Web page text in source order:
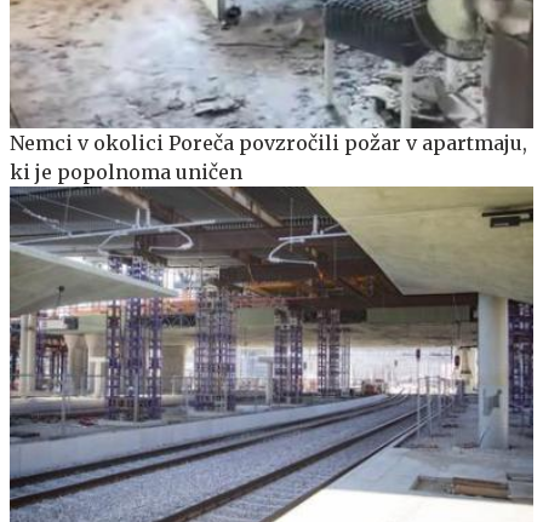
Nemci v okolici Poreča povzročili požar v apartmaju,
ki je popolnoma uničen